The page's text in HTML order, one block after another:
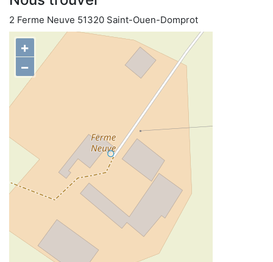
2 Ferme Neuve 51320 Saint-Ouen-Domprot
+
−